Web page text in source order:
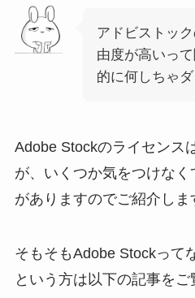
アドビストッ
由度が高いっ
的に何しちゃ
Adobe Stockのライセンス
が、いくつか気をつけなく
がありますのでご紹介しま
そもそもAdobe Stockって
という方は以下の記事をご